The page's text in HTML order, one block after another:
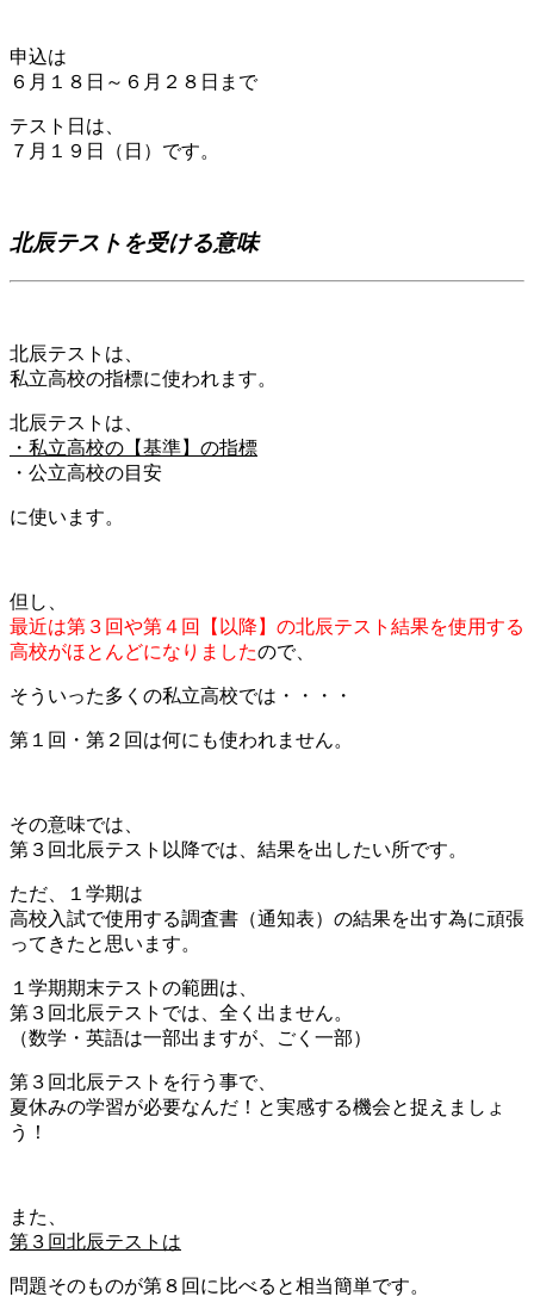
申込は
６月１８日～６月２８日まで
テスト日は、
７月１９日（日）です。
北辰テストを受ける意味
北辰テストは、
私立高校の指標に使われます。
北辰テストは、
・私立高校の【基準】の指標
・公立高校の目安
に使います。
但し、
最近は第３回や第４回【以降】の北辰テスト結果を使用する
高校がほとんどになりましたので、
そういった多くの私立高校では・・・・
第１回・第２回は何にも使われません。
その意味では、
第３回北辰テスト以降では、結果を出したい所です。
ただ、１学期は
高校入試で使用する調査書（通知表）の結果を出す為に頑張
ってきたと思います。
１学期期末テストの範囲は、
第３回北辰テストでは、全く出ません。
（数学・英語は一部出ますが、ごく一部）
第３回北辰テストを行う事で、
夏休みの学習が必要なんだ！と実感する機会と捉えましょ
う！
また、
第３回北辰テストは
問題そのものが第８回に比べると相当簡単です。